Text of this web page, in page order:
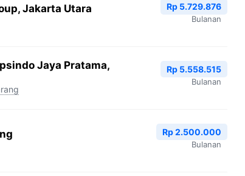
Jakarta Utara Rp 5.729.876
Bulanan
Jaya Pratama,
Rp 5.558.515
Bulanan
Rp 2.500.000
Bulanan